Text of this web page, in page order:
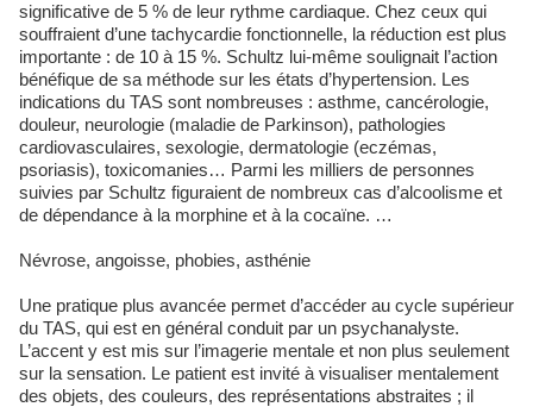
significative de 5 % de leur rythme cardiaque. Chez ceux qui
souffraient d’une tachycardie fonctionnelle, la réduction est plus
importante : de 10 à 15 %. Schultz lui-même soulignait l’action
bénéfique de sa méthode sur les états d’hypertension. Les
indications du TAS sont nombreuses : asthme, cancérologie,
douleur, neurologie (maladie de Parkinson), pathologies
cardiovasculaires, sexologie, dermatologie (eczémas,
psoriasis), toxicomanies… Parmi les milliers de personnes
suivies par Schultz figuraient de nombreux cas d’alcoolisme et
de dépendance à la morphine et à la cocaïne. …
Névrose, angoisse, phobies, asthénie
Une pratique plus avancée permet d’accéder au cycle supérieur
du TAS, qui est en général conduit par un psychanalyste.
L’accent y est mis sur l’imagerie mentale et non plus seulement
sur la sensation. Le patient est invité à visualiser mentalement
des objets, des couleurs, des représentations abstraites ; il